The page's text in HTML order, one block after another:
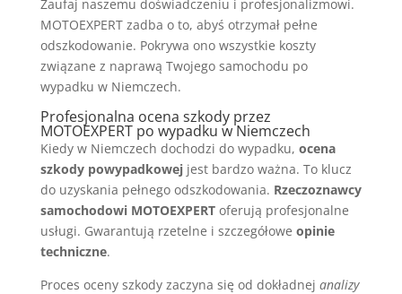
Zaufaj naszemu doświadczeniu i profesjonalizmowi.
MOTOEXPERT zadba o to, abyś otrzymał pełne
odszkodowanie. Pokrywa ono wszystkie koszty
związane z naprawą Twojego samochodu po
wypadku w Niemczech.
Profesjonalna ocena szkody przez
MOTOEXPERT po wypadku w Niemczech
Kiedy w Niemczech dochodzi do wypadku, ocena
szkody powypadkowejjest bardzo ważna. To klucz
do uzyskania pełnego odszkodowania. Rzeczoznawcy
samochodowi MOTOEXPERToferują profesjonalne
usługi. Gwarantują rzetelne i szczegółowe opinie
techniczne.
Proces oceny szkody zaczyna się od dokładnej analizy